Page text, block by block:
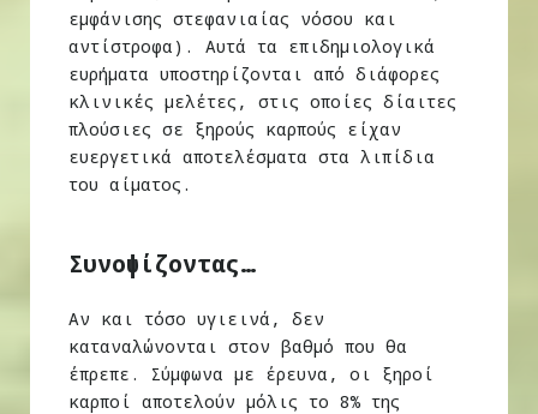
εμφάνισης στεφανιαίας νόσου και
αντίστροφα). Αυτά τα επιδημιολογικά
ευρήματα υποστηρίζονται από διάφορες
κλινικές μελέτες, στις οποίες δίαιτες
πλούσιες σε ξηρούς καρπούς είχαν
ευεργετικά αποτελέσματα στα λιπίδια
του αίματος.
Συνοψίζοντας…
Αν και τόσο υγιεινά, δεν
καταναλώνονται στον βαθμό που θα
έπρεπε. Σύμφωνα με έρευνα, οι ξηροί
καρποί αποτελούν μόλις το 8% της